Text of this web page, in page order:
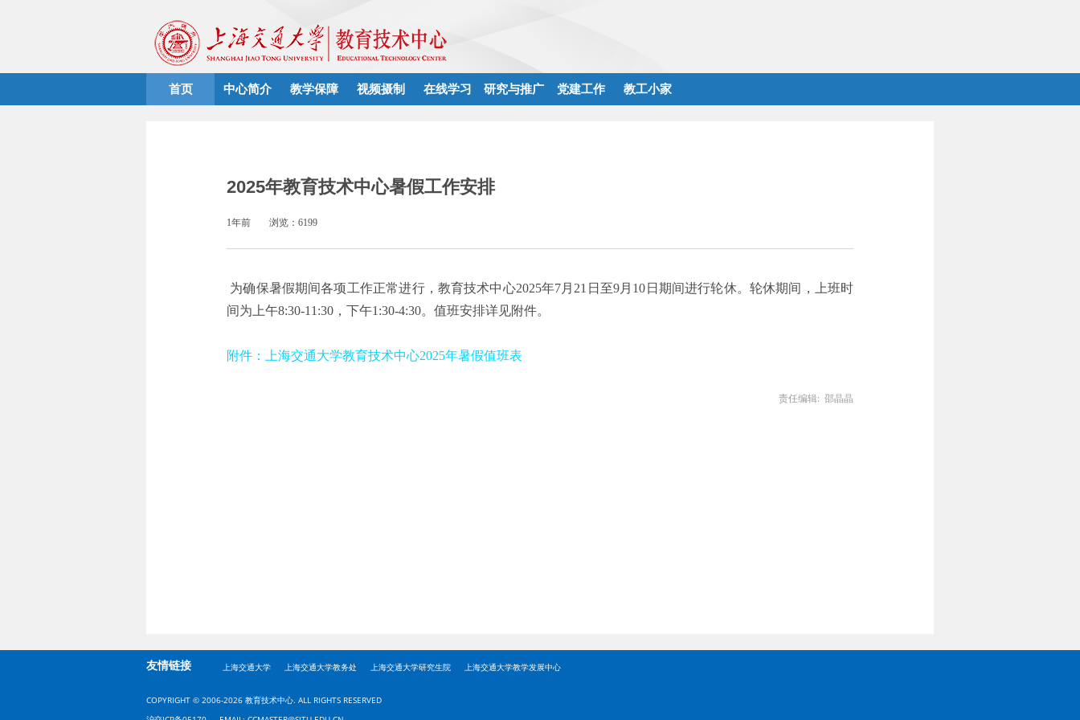
首页 中心简介 教学保障 视频摄制 在线学习 研究与推广 党建工作 教工小家
2025年教育技术中心暑假工作安排
1年前 浏览：6199
为确保暑假期间各项工作正常进行，教育技术中心2025年7月21日至9月10日期间进行轮休。轮休期间，上班时
间为上午8:30-11:30，下午1:30-4:30。值班安排详见附件。
附件：上海交通大学教育技术中心2025年暑假值班表
责任编辑: 邵晶晶
友情链接 上海交通大学 上海交通大学教务处 上海交通大学研究生院 上海交通大学教学发展中心
COPYRIGHT © 2006-2026 教育技术中心. ALL RIGHTS RESERVED